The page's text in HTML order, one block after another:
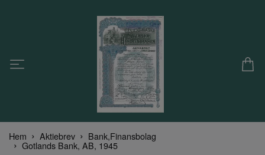
Hem Aktiebrev Bank,Finansbolag
Gotlands Bank, AB, 1945